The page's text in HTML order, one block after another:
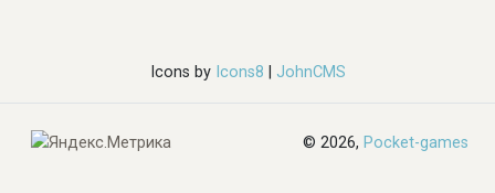
Icons byIcons8 JohnCMS
© 2026, Pocket-games